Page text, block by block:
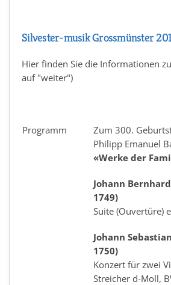
Silvester-musik Grossmünster
Hier finden Sie die Informationen
auf "weiter")
Programm
Zum 300.
Philipp Emanuel
«Werke der
Johann
1749)
Suite (Ouvertüre)
Johann
1750)
Konzert für zwei
Streicher d-Moll,